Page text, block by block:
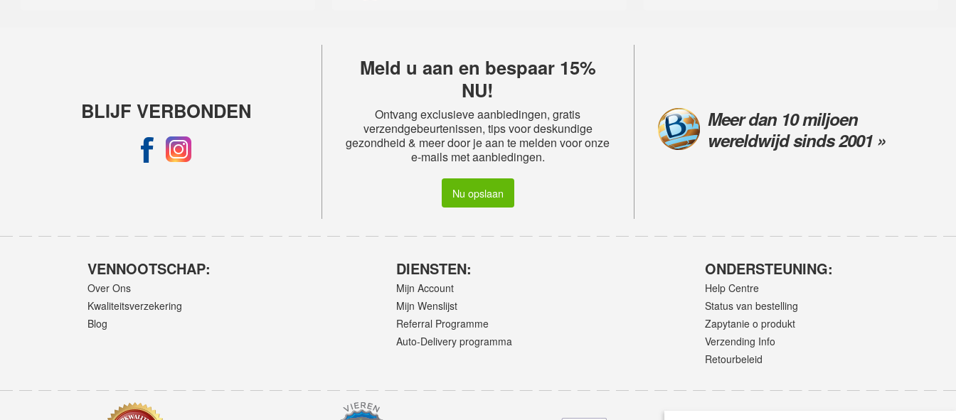
BLIJF VERBONDEN
Meld u aan en bespaar 15%
NU!
Ontvang exclusieve aanbiedingen, gratis
verzendgebeurtenissen, tips voor deskundige
gezondheid & meer door je aan te melden voor onze
e-mails met aanbiedingen.
Nu opslaan
Meer dan 10 miljoen
wereldwijd sinds 2001 »
VENNOOTSCHAP:
Over Ons
Kwaliteitsverzekering
Blog
DIENSTEN:
Mijn Account
Mijn Wenslijst
Referral Programme
Auto-Delivery programma
ONDERSTEUNING:
Help Centre
Status van bestelling
Zapytanie o produkt
Verzending Info
Retourbeleid